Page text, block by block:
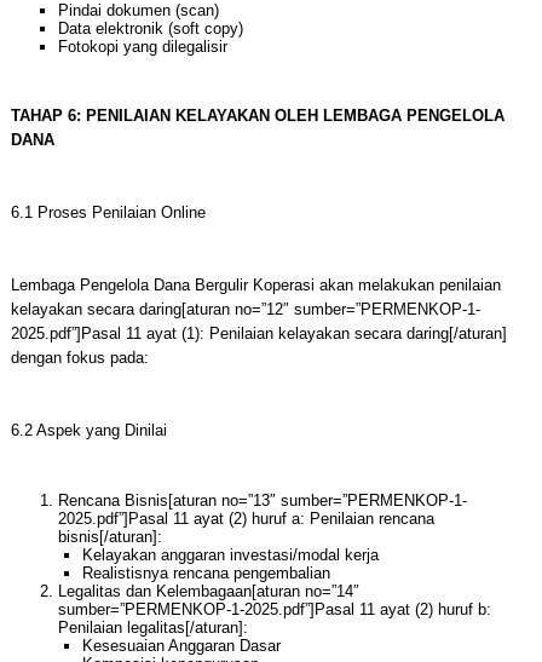
Pindai dokumen (scan)
Data elektronik (soft copy)
Fotokopi yang dilegalisir
TAHAP 6: PENILAIAN KELAYAKAN OLEH LEMBAGA PENGELOLA
DANA
6.1 Proses Penilaian Online
Lembaga Pengelola Dana Bergulir Koperasi akan melakukan penilaian
kelayakan secara daring[aturan no=”12″ sumber=”PERMENKOP-1-
2025.pdf”]Pasal 11 ayat (1): Penilaian kelayakan secara daring[/aturan]
dengan fokus pada:
6.2 Aspek yang Dinilai
Rencana Bisnis[aturan no=”13″ sumber=”PERMENKOP-1-
2025.pdf”]Pasal 11 ayat (2) huruf a: Penilaian rencana
bisnis[/aturan]:
Kelayakan anggaran investasi/modal kerja
Realistisnya rencana pengembalian
Legalitas dan Kelembagaan[aturan no=”14″
sumber=”PERMENKOP-1-2025.pdf”]Pasal 11 ayat (2) huruf b:
Penilaian legalitas[/aturan]:
Kesesuaian Anggaran Dasar